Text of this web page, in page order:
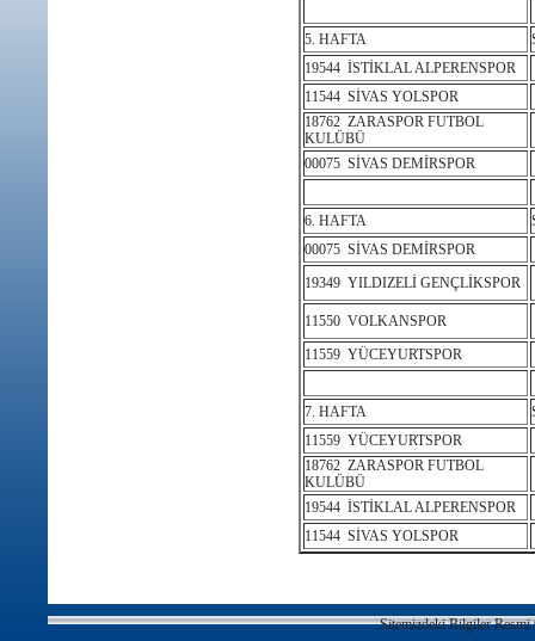
5. HAFTA
19544 İSTİKLAL ALPERENSPOR
11544 SİVAS YOLSPOR
18762 ZARASPOR FUTBOL
KULÜBÜ
00075 SİVAS DEMİRSPOR
6. HAFTA
00075 SİVAS DEMİRSPOR
19349 YILDIZELİ GENÇLİKSPOR
11550 VOLKANSPOR
11559 YÜCEYURTSPOR
7. HAFTA
11559 YÜCEYURTSPOR
18762 ZARASPOR FUTBOL
KULÜBÜ
19544 İSTİKLAL ALPERENSPOR
11544 SİVAS YOLSPOR
Sitemizdeki Bilgiler Resmi